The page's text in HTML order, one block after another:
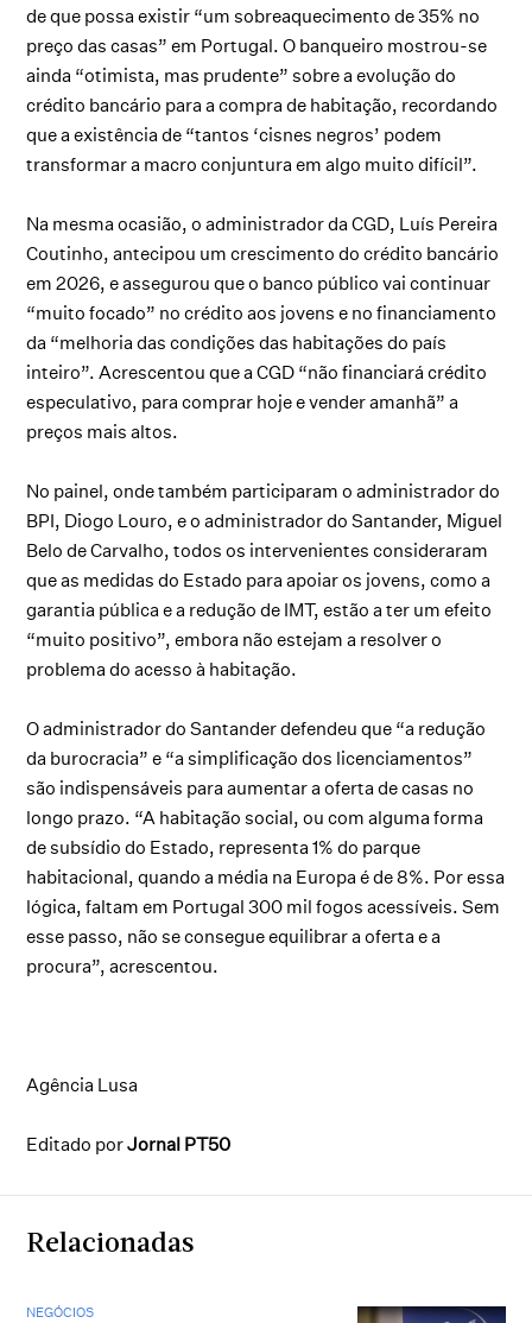
de que possa existir “um sobreaquecimento de 35% no
preço das casas” em Portugal. O banqueiro mostrou-se
ainda “otimista, mas prudente” sobre a evolução do
crédito bancário para a compra de habitação, recordando
que a existência de “tantos ‘cisnes negros’ podem
transformar a macro conjuntura em algo muito difícil”.
Na mesma ocasião, o administrador da CGD, Luís Pereira
Coutinho, antecipou um crescimento do crédito bancário
em 2026, e assegurou que o banco público vai continuar
“muito focado” no crédito aos jovens e no financiamento
da “melhoria das condições das habitações do país
inteiro”. Acrescentou que a CGD “não financiará crédito
especulativo, para comprar hoje e vender amanhã” a
preços mais altos.
No painel, onde também participaram o administrador do
BPI, Diogo Louro, e o administrador do Santander, Miguel
Belo de Carvalho, todos os intervenientes consideraram
que as medidas do Estado para apoiar os jovens, como a
garantia pública e a redução de IMT, estão a ter um efeito
“muito positivo”, embora não estejam a resolver o
problema do acesso à habitação.
O administrador do Santander defendeu que “a redução
da burocracia” e “a simplificação dos licenciamentos”
são indispensáveis para aumentar a oferta de casas no
longo prazo. “A habitação social, ou com alguma forma
de subsídio do Estado, representa 1% do parque
habitacional, quando a média na Europa é de 8%. Por essa
lógica, faltam em Portugal 300 mil fogos acessíveis. Sem
esse passo, não se consegue equilibrar a oferta e a
procura”, acrescentou.
Agência Lusa
Editado porJornal PT50
Relacionadas
NEGÓCIOS